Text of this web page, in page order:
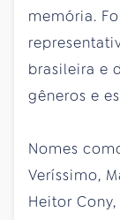
memória.
brasileira e
gêneros e
Nomes
Veríssimo,
Heitor